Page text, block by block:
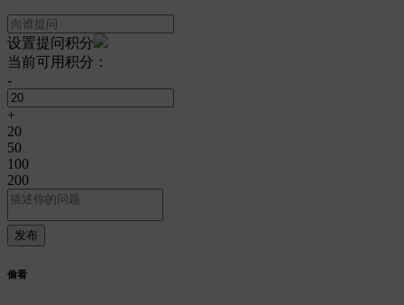
设置提问积分
当前可用积分：
-
+
20
50
100
200
偷看